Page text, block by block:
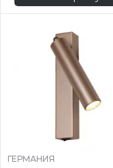
ГЕРМАНИЯ